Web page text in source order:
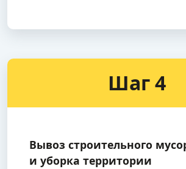
Шаг 4
Вывоз строительного
и уборка территории